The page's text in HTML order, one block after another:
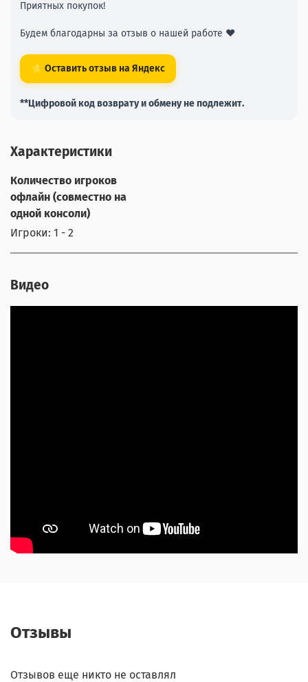
Приятных покупок!
Будем благодарны за отзыв о нашей работе ❤️
⭐ Оставить отзыв на Яндекс
**Цифровой код возврату и обмену не подлежит.
Характеристики
Количество игроков
офлайн (совместно на
одной консоли)
Игроки: 1 - 2
Видео
Отзывы
Отзывов еще никто не оставлял